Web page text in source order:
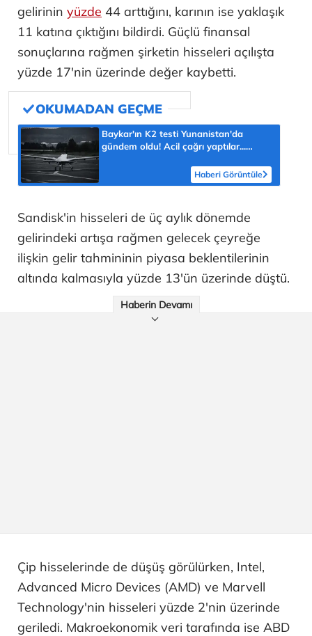
gelirinin yüzde 44 arttığını, karının ise yaklaşık
11 katına çıktığını bildirdi. Güçlü finansal
sonuçlarına rağmen şirketin hisseleri açılışta
yüzde 17'nin üzerinde değer kaybetti.
Baykar'ın K2 testi Yunanistan'da
gündem oldu! Acil çağrı yaptılar...
Haberi Görüntüle
Sandisk'in hisseleri de üç aylık dönemde
gelirindeki artışa rağmen gelecek çeyreğe
ilişkin gelir tahmininin piyasa beklentilerinin
altında kalmasıyla yüzde 13'ün üzerinde düştü.
Haberin Devamı
Çip hisselerinde de düşüş görülürken, Intel,
Advanced Micro Devices (AMD) ve Marvell
Technology'nin hisseleri yüzde 2'nin üzerinde
geriledi. Makroekonomik veri tarafında ise ABD